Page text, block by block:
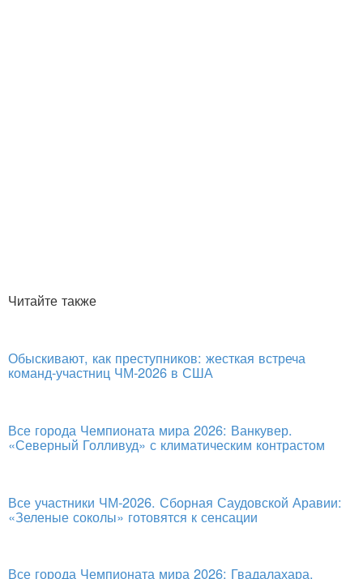
Читайте также
Обыскивают, как преступников: жесткая встреча
команд-участниц ЧМ-2026 в США
Все города Чемпионата мира 2026: Ванкувер.
«Северный Голливуд» с климатическим контрастом
Все участники ЧМ-2026. Сборная Саудовской Аравии:
«Зеленые соколы» готовятся к сенсации
Все города Чемпионата мира 2026: Гвадалахара.